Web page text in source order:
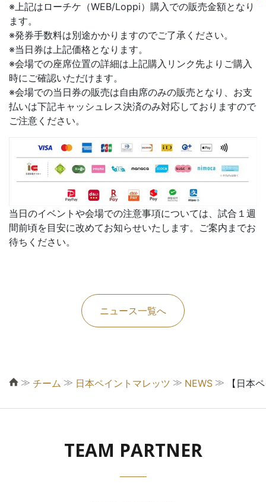
※上記はローチケ（WEB/Loppi）購入での販売金額となり
ます。
※発券手数料は別途かかりますのでご了承ください。
※当日券は上記価格となります。
※会場での座席位置の詳細は上記購入リンク先よりご購入
時にご確認いただけます。
※会場での当日券の販売は自由席のみの販売となり、お支
払いは下記キャッシュレス決済のみ対応しておりますので
ご注意ください。
当日のイベントや会場での注意事項については、試合１週
間前頃を目安に改めてお知らせいたします。ご案内までお
待ちください。
ニュース一覧へ
≫ チーム ≫ 日本ペイントマレッツ ≫ NEWS ≫ 【日本
TEAM PARTNER